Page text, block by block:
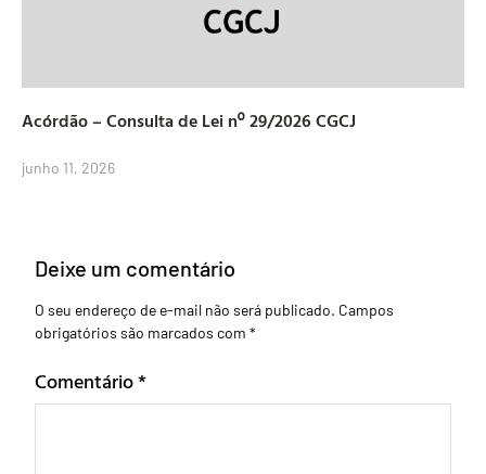
Acórdão – Consulta de Lei nº 29/2026 CGCJ
junho 11, 2026
Deixe um comentário
O seu endereço de e-mail não será publicado. Campos
obrigatórios são marcados com *
Comentário*